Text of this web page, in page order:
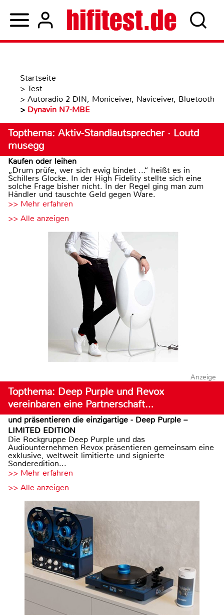
Startseite
> Test
> Autoradio 2 DIN, Moniceiver, Naviceiver, Bluetooth
> Dynavin N7-MBE
Topthema: Aktiv-Standlautsprecher · Loutd
musegg
Kaufen oder leihen
„Drum prüfe, wer sich ewig bindet ...“ heißt es in
Schillers Glocke. In der High Fidelity stellte sich eine
solche Frage bisher nicht. In der Regel ging man zum
Händler und tauschte Geld gegen Ware.
>> Mehr erfahren
>> Alle anzeigen
Anzeige
Topthema: Deep Purple und Revox
vereinbaren eine Partnerschaft…
und präsentieren die einzigartige - Deep Purple –
LIMITED EDITION
Die Rockgruppe Deep Purple und das
Audiounternehmen Revox präsentieren gemeinsam eine
exklusive, weltweit limitierte und signierte
Sonderedition...
>> Mehr erfahren
>> Alle anzeigen